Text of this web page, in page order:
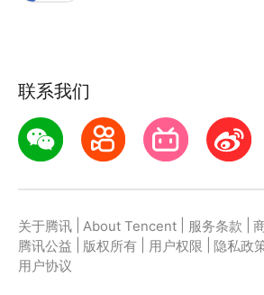
联系我们
关于腾讯 About Tencent 服务条款
腾讯公益
版权所有 用户权限 隐私政
用户协议